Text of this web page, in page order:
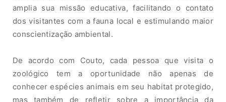
amplia sua missão educativa, facilitando o contato
dos visitantescom a fauna local e estimulando maior
conscientização ambiental.
De acordo com Couto, cada pessoa quevisita o
zoológicotem a oportunidade não apenasde
conhecer espécies animais em seu habitat protegido,
mas também de refletir sobre a importância da